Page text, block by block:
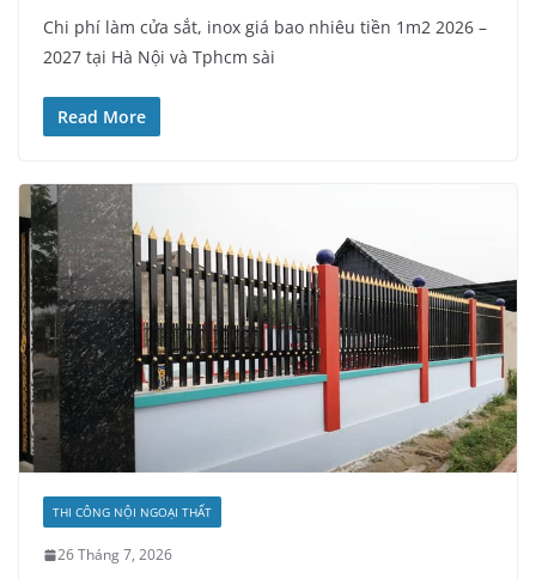
Chi phí làm cửa sắt, inox giá bao nhiêu tiền 1m2 2026 –
2027 tại Hà Nội và Tphcm sài
Read More
THI CÔNG NỘI NGOẠI THẤT
26 Tháng 7, 2026